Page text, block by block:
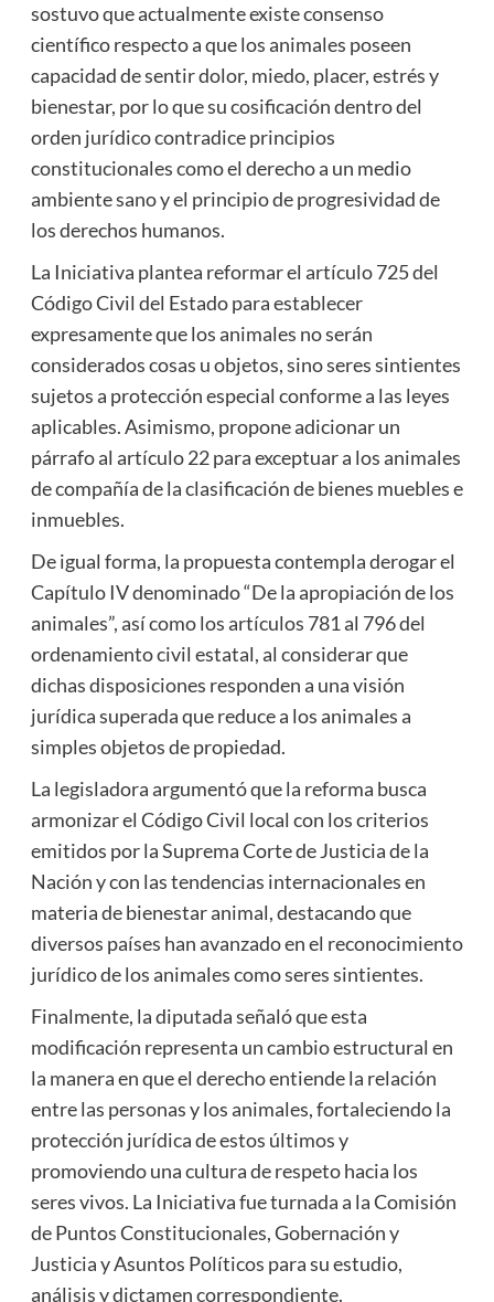
sostuvo que actualmente existe consenso
científico respecto a que los animales poseen
capacidad de sentir dolor, miedo, placer, estrés y
bienestar, por lo que su cosificación dentro del
orden jurídico contradice principios
constitucionales como el derecho a un medio
ambiente sano y el principio de progresividad de
los derechos humanos.
La Iniciativa plantea reformar el artículo 725 del
Código Civil del Estado para establecer
expresamente que los animales no serán
considerados cosas u objetos, sino seres sintientes
sujetos a protección especial conforme a las leyes
aplicables. Asimismo, propone adicionar un
párrafo al artículo 22 para exceptuar a los animales
de compañía de la clasificación de bienes muebles e
inmuebles.
De igual forma, la propuesta contempla derogar el
Capítulo IV denominado “De la apropiación de los
animales”, así como los artículos 781 al 796 del
ordenamiento civil estatal, al considerar que
dichas disposiciones responden a una visión
jurídica superada que reduce a los animales a
simples objetos de propiedad.
La legisladora argumentó que la reforma busca
armonizar el Código Civil local con los criterios
emitidos por la Suprema Corte de Justicia de la
Nación y con las tendencias internacionales en
materia de bienestar animal, destacando que
diversos países han avanzado en el reconocimiento
jurídico de los animales como seres sintientes.
Finalmente, la diputada señaló que esta
modificación representa un cambio estructural en
la manera en que el derecho entiende la relación
entre las personas y los animales, fortaleciendo la
protección jurídica de estos últimos y
promoviendo una cultura de respeto hacia los
seres vivos. La Iniciativa fue turnada a la Comisión
de Puntos Constitucionales, Gobernación y
Justicia y Asuntos Políticos para su estudio,
análisis y dictamen correspondiente.